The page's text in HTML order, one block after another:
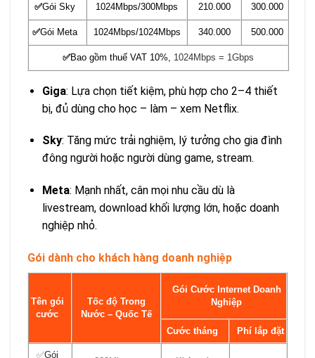
✅Gói Sky 1024Mbps/300Mbps 210.000 300.000
✅Gói Meta 1024Mbps/1024Mbps 340.000 500.000
✅Bao gồm thuế VAT 10%, 1024Mbps = 1Gbps
Giga: Lựa chọn tiết kiệm, phù hợp cho 2–4 thiết
bị, đủ dùng cho học – làm – xem Netflix.
Sky: Tăng mức trải nghiệm, lý tưởng cho gia đình
đông người hoặc người dùng game, stream.
Meta: Mạnh nhất, cân mọi nhu cầu dù là
livestream, download khối lượng lớn, hoặc doanh
nghiệp nhỏ.
Gói dành cho khách hàng doanh nghiệp
Tên gói
cước
Tốc độ Trong
Nước – Quốc Tế
Gói Cước Internet Doanh
Nghiệp
Cước tháng Phí lắp đặt
✅Gói